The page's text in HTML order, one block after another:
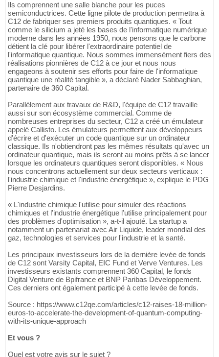
Ils comprennent une salle blanche pour les puces
semiconductrices. Cette ligne pilote de production permettra à
C12 de fabriquer ses premiers produits quantiques. « Tout
comme le silicium a jeté les bases de l'informatique numérique
moderne dans les années 1950, nous pensons que le carbone
détient la clé pour libérer l'extraordinaire potentiel de
l'informatique quantique. Nous sommes immensément fiers des
réalisations pionnières de C12 à ce jour et nous nous
engageons à soutenir ses efforts pour faire de l'informatique
quantique une réalité tangible », a déclaré Nader Sabbaghian,
partenaire de 360 Capital.
Parallèlement aux travaux de R&D, l'équipe de C12 travaille
aussi sur son écosystème commercial. Comme de
nombreuses entreprises du secteur, C12 a créé un émulateur
appelé Callisto. Les émulateurs permettent aux développeurs
d'écrire et d'exécuter un code quantique sur un ordinateur
classique. Ils n'obtiendront pas les mêmes résultats qu'avec un
ordinateur quantique, mais ils seront au moins prêts à se lancer
lorsque les ordinateurs quantiques seront disponibles. « Nous
nous concentrons actuellement sur deux secteurs verticaux :
l'industrie chimique et l'industrie énergétique », explique le PDG
Pierre Desjardins.
« L'industrie chimique l'utilise pour simuler des réactions
chimiques et l'industrie énergétique l'utilise principalement pour
des problèmes d'optimisation », a-t-il ajouté. La startup a
notamment un partenariat avec Air Liquide, leader mondial des
gaz, technologies et services pour l'industrie et la santé.
Les principaux investisseurs lors de la dernière levée de fonds
de C12 sont Varsity Capital, EIC Fund et Verve Ventures. Les
investisseurs existants comprennent 360 Capital, le fonds
Digital Venture de Bpifrance et BNP Paribas Développement.
Ces derniers ont également participé à cette levée de fonds.
Source : https://www.c12qe.com/articles/c12-raises-18-million-
euros-to-accelerate-the-development-of-quantum-computing-
with-its-unique-approach
Et vous ?
Quel est votre avis sur le sujet ?